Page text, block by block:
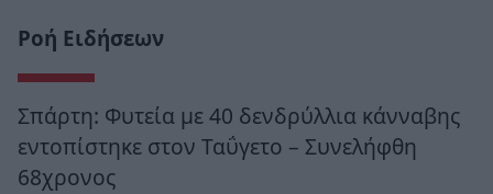
Ροή Ειδήσεων
Σπάρτη: Φυτεία με 40 δενδρύλλια κάνναβης
εντοπίστηκε στον Ταΰγετο – Συνελήφθη
68χρονος